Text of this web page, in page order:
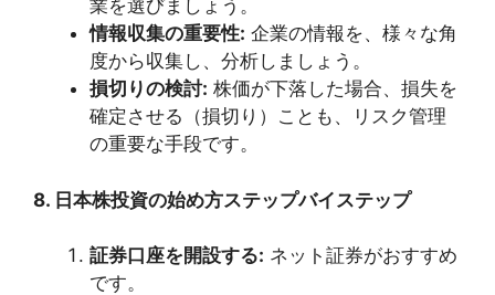
業を選びましょう。
情報収集の重要性: 企業の情報を、様々な角
度から収集し、分析しましょう。
損切りの検討: 株価が下落した場合、損失を
確定させる（損切り）ことも、リスク管理
の重要な手段です。
8. 日本株投資の始め方ステップバイステップ
証券口座を開設する: ネット証券がおすすめ
です。